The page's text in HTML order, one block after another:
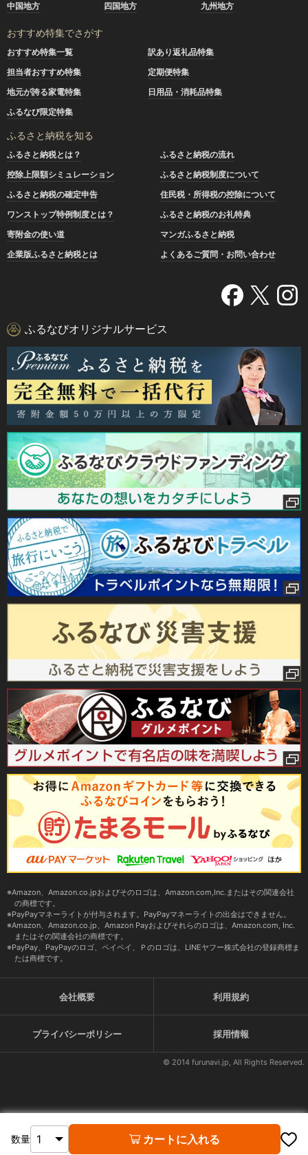
数量 カートに入れる
中国地方
四国地方 九州地方
おすすめ特集でさがす
おすすめ特集一覧
訳あり返礼品特集
担当者おすすめ特集
定期便特集
地元が誇る家電特集
日用品・消耗品特集
ふるなび限定特集
ふるさと納税を知る
ふるさと納税とは？
ふるさと納税の流れ
控除上限額シミュレーション
ふるさと納税制度について
ふるさと納税の確定申告
住民税・所得税の控除について
ワンストップ特例制度とは？
ふるさと納税のお礼特典
寄附金の使い道
マンガふるさと納税
企業版ふるさと納税とは
よくあるご質問・お問い合わせ
ふるなびオリジナルサービス
Amazon、Amazon.co.jpおよびそのロゴは、Amazon.com,Inc.またはその関連会社
の商標です。
PayPayマネーライトが付与されます。PayPayマネーライトの出金はできません。
Amazon、Amazon.co.jp、Amazon Payおよびそれらのロゴは、Amazon.com, Inc.
またはその関連会社の商標です。
PayPay、PayPayのロゴ、ペイペイ、Ｐのロゴは、LINEヤフー株式会社の登録商標ま
たは商標です。
会社概要 利用規約
プライバシーポリシー 採用情報
© 2014 furunavi.jp, All Rights Reserved.